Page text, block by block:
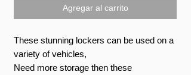
Agregar al carrito
These stunning lockers can be used on a
variety of vehicles,
Need more storage then these